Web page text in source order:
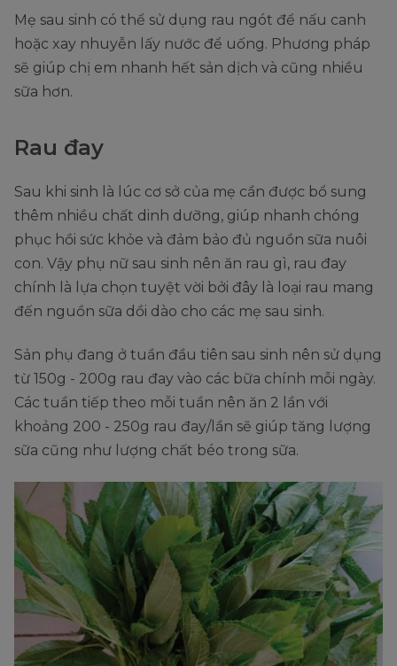
Mẹ sau sinh có thể sử dụng rau ngót để nấu canh
hoặc xay nhuyễn lấy nước để uống. Phương pháp
sẽ giúp chị em nhanh hết sản dịch và cũng nhiều
sữa hơn.
Rau đay
Sau khi sinh là lúc cơ sở của mẹ cần được bổ sung
thêm nhiều chất dinh dưỡng, giúp nhanh chóng
phục hồi sức khỏe và đảm bảo đủ nguồn sữa nuôi
con. Vậy phụ nữ sau sinh nên ăn rau gì, rau đay
chính là lựa chọn tuyệt vời bởi đây là loại rau mang
đến nguồn sữa dồi dào cho các mẹ sau sinh.
Sản phụ đang ở tuần đầu tiên sau sinh nên sử dụng
từ 150g - 200g rau đay vào các bữa chính mỗi ngày.
Các tuần tiếp theo mỗi tuần nên ăn 2 lần với
khoảng 200 - 250g rau đay/lần sẽ giúp tăng lượng
sữa cũng như lượng chất béo trong sữa.